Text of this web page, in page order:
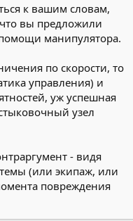
к вашим словам,
вы предложили
манипулятора.
по скорости, то
управления) и
уж успешная
узел
- видя
(или экипаж, или
повреждения